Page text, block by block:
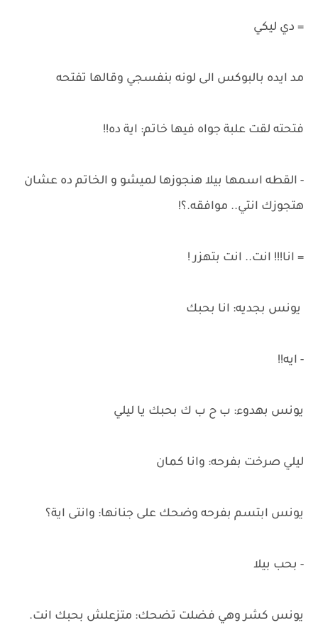
= دي ليكي
مد ايده بالبوكس الى لونه بنفسجي وقالها تفتحه
فتحته لقت علبة جواه فيها خاتم: اية ده!!
- القطه اسمها بيلا هنجوزها لميشو و الخاتم ده عشان
هتجوزك انتي.. موافقه.؟!
= انا!!! انت.. انت بتهزر !
يونس بجديه: انا بحبك
- ايه!!
يونس بهدوء: ب ح ب ك بحبك يا ليلي
ليلي صرخت بفرحه: وانا كمان
يونس ابتسم بفرحه وضحك على جنانها: وانتى اية؟
- بحب بيلا
يونس كشر وهي فضلت تضحك: متزعلش بحبك انت.